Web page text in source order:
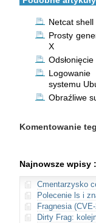
Netcat shell
Prosty
X
systemu
Obraźliwe
Komentowanie
Najnowsze wpisy :
Cmentarzysko
Polecenie ls i
Fragnesia
Dirty Frag: